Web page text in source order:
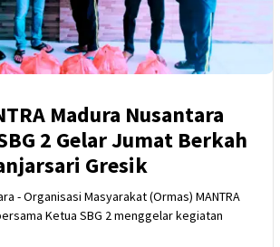
Madura Nusantara
2 Gelar Jumat Berkah
Gresik
- Organisasi Masyarakat (Ormas) MANTRA
Ketua SBG 2 menggelar kegiatan